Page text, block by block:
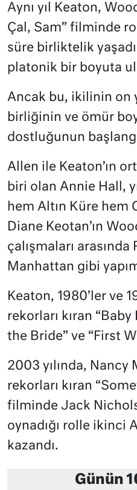
Aynı yıl Keaton,
Çal, Sam” filminde
süre birliktelik
platonik bir boyuta
Ancak bu, ikilinin on
birliğinin ve ömür
dostluğunun
Allen ile Keaton’ın
biri olan Annie Hall,
hem Altın Küre hem
Diane Keotan’ın
çalışmaları
Manhattan gibi
Keaton, 1980’ler ve
rekorları kıran
the Bride” ve “First
2003 yılında, Nancy
rekorları kıran
filminde Jack
oynadığı rolle ikinci
kazandı.
Günün